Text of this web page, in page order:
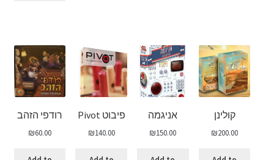
קולינן
₪200.00
אניגמה
₪150.00
פיבוט Pivot
₪140.00
רודפי הזהב
₪60.00